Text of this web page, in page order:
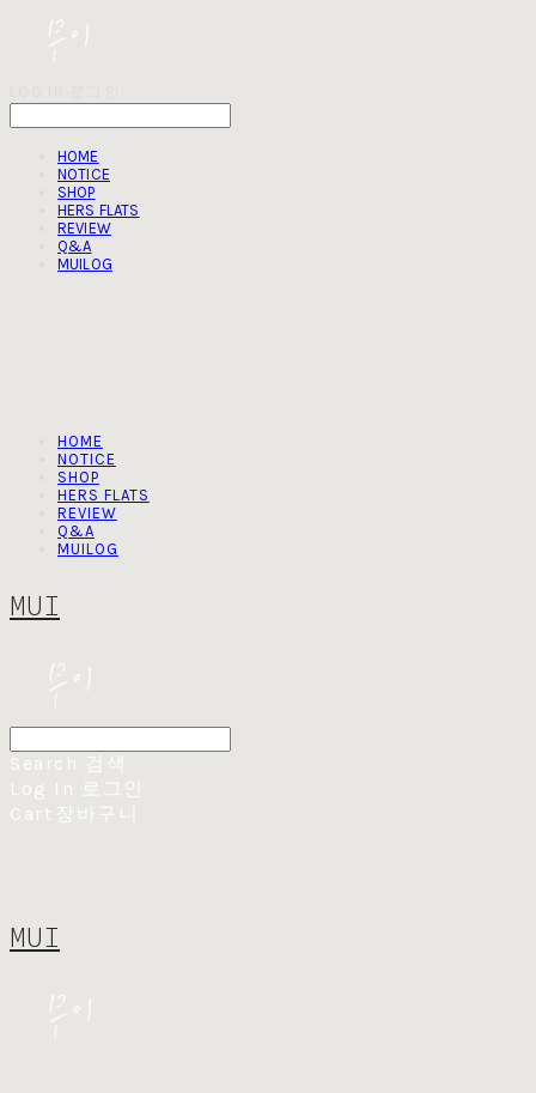
HOME
NOTICE
SHOP
HERS FLATS
REVIEW
Q&A
MUILOG
HOME
NOTICE
SHOP
HERS FLATS
REVIEW
Q&A
MUILOG
MUI
Search 검색
Log In 로그인
Cart 장바구니
MUI